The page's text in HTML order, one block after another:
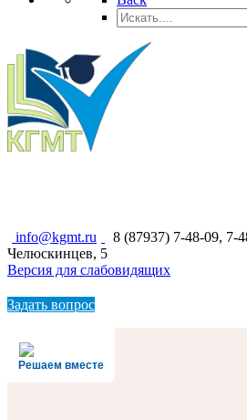
info@kgmt.ru 8 (87937) 7-48-09, 7-
Челюскинцев, 5
Версия для слабовидящих
Задать вопрос
Решаем вместе